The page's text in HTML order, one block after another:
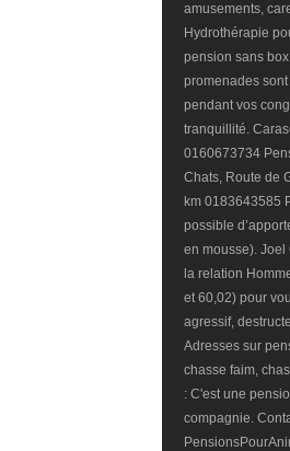
amusements,
Hydrothérapie
pension sans
promenades
pendant vos
tranquillité.
0160673734
Chats, Route de
km 0183643585
possible
en mousse).
la relation
et 60,02) pour
agressif,
Adresses sur
chasse faim,
: C'est une
compagnie.